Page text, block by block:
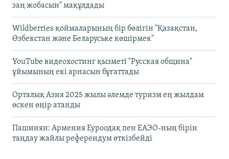
заң жобасын" мақұлдады
Wildberries қоймаларының бір бөлігін "Қазақстан,
Өзбекстан және Беларуське көшірмек"
YouTube видеохостинг қызметі "Русская община"
ұйымының екі арнасын бұғаттады
Орталық Азия 2025 жылы әлемде туризм ең жылдам
өскен өңір атанды
Пашинян: Армения Еуроодақ пен ЕАЭО-ның бірін
таңдау жайлы референдум өткізбейді